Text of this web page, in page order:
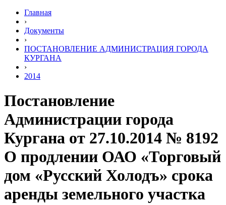
Главная
›
Документы
›
ПОСТАНОВЛЕНИЕ АДМИНИСТРАЦИЯ ГОРОДА
КУРГАНА
›
2014
Постановление
Администрации города
Кургана от 27.10.2014 № 8192
О продлении ОАО «Торговый
дом «Русский Холодъ» срока
аренды земельного участка